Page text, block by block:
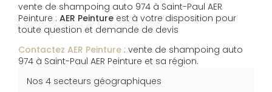
vente de shampoing auto 974 à Saint-Paul AER
Peinture : AER Peinture est à votre disposition pour
toute question et demande de devis
Contactez AER Peinture : vente de shampoing auto
974 à Saint-Paul AER Peinture et sa région.
Nos 4 secteurs géographiques